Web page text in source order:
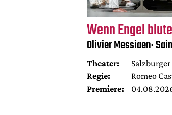
Wenn Engel
Olivier Messiaen:
Theater:
Regie:
Romeo
Premiere: